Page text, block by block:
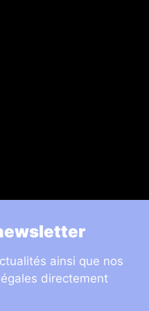
ainsi que nos
directement